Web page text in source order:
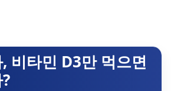
비타민 D3만 먹으면